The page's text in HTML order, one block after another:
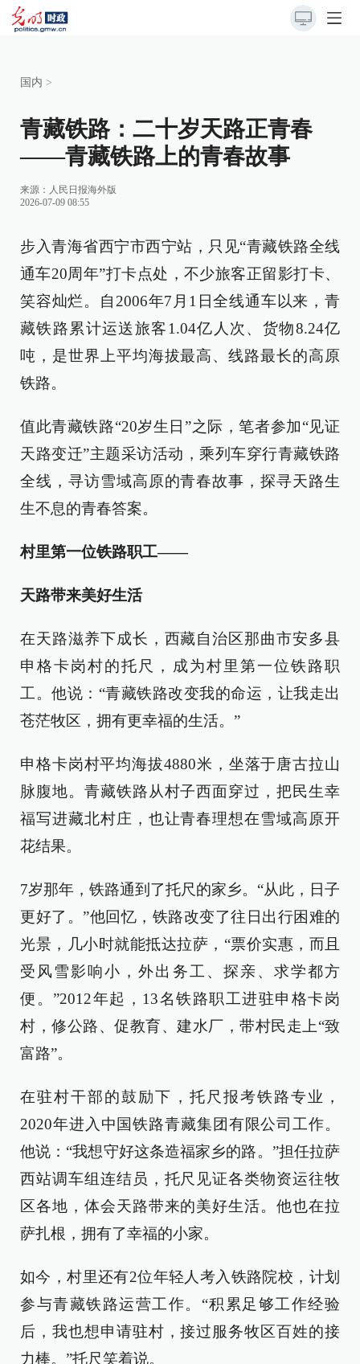
国内 >
青藏铁路：二十岁天路正青春
——青藏铁路上的青春故事
来源： 人民日报海外版
2026-07-09 08:55
步入青海省西宁市西宁站，只见“青藏铁路全线
通车20周年”打卡点处，不少旅客正留影打卡、
笑容灿烂。自2006年7月1日全线通车以来，青
藏铁路累计运送旅客1.04亿人次、货物8.24亿
吨，是世界上平均海拔最高、线路最长的高原
铁路。
值此青藏铁路“20岁生日”之际，笔者参加“见证
天路变迁”主题采访活动，乘列车穿行青藏铁路
全线，寻访雪域高原的青春故事，探寻天路生
生不息的青春答案。
村里第一位铁路职工——
天路带来美好生活
在天路滋养下成长，西藏自治区那曲市安多县
申格卡岗村的托尺，成为村里第一位铁路职
工。他说：“青藏铁路改变我的命运，让我走出
苍茫牧区，拥有更幸福的生活。”
申格卡岗村平均海拔4880米，坐落于唐古拉山
脉腹地。青藏铁路从村子西面穿过，把民生幸
福写进藏北村庄，也让青春理想在雪域高原开
花结果。
7岁那年，铁路通到了托尺的家乡。“从此，日子
更好了。”他回忆，铁路改变了往日出行困难的
光景，几小时就能抵达拉萨，“票价实惠，而且
受风雪影响小，外出务工、探亲、求学都方
便。”2012年起，13名铁路职工进驻申格卡岗
村，修公路、促教育、建水厂，带村民走上“致
富路”。
在驻村干部的鼓励下，托尺报考铁路专业，
2020年进入中国铁路青藏集团有限公司工作。
他说：“我想守好这条造福家乡的路。”担任拉萨
西站调车组连结员，托尺见证各类物资运往牧
区各地，体会天路带来的美好生活。他也在拉
萨扎根，拥有了幸福的小家。
如今，村里还有2位年轻人考入铁路院校，计划
参与青藏铁路运营工作。“积累足够工作经验
后，我也想申请驻村，接过服务牧区百姓的接
力棒。”托尺笑着说。